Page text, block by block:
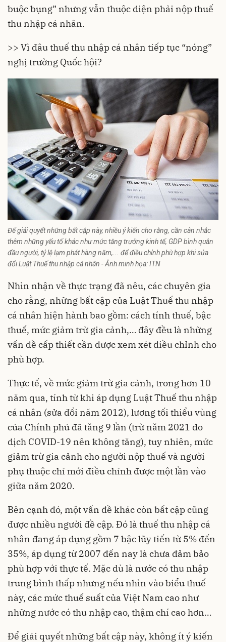
buộc bụng” nhưng vẫn thuộc diện phải nộp thuế
thu nhập cá nhân.
>> Vì đâu thuế thu nhập cá nhân tiếp tục “nóng”
nghị trường Quốc hội?
Để giải quyết những bất cập này, nhiều ý kiến cho rằng, cần cân nhắc
thêm những yếu tố khác như mức tăng trưởng kinh tế, GDP bình quân
đầu người, tỷ lệ lạm phát hàng năm,... để điều chỉnh phù hợp khi sửa
đổi Luật Thuế thu nhập cá nhân - Ảnh minh họa: ITN
Nhìn nhận về thực trạng đã nêu, các chuyên gia
cho rằng, những bất cập của Luật Thuế thu nhập
cá nhân hiện hành bao gồm: cách tính thuế, bậc
thuế, mức giảm trừ gia cảnh,… đây đều là những
vấn đề cấp thiết cần được xem xét điều chỉnh cho
phù hợp.
Thực tế, về mức giảm trừ gia cảnh, trong hơn 10
năm qua, tính từ khi áp dụng Luật Thuế thu nhập
cá nhân (sửa đổi năm 2012), lương tối thiểu vùng
của Chính phủ đã tăng 9 lần (trừ năm 2021 do
dịch COVID-19 nên không tăng), tuy nhiên, mức
giảm trừ gia cảnh cho người nộp thuế và người
phụ thuộc chỉ mới điều chỉnh được một lần vào
giữa năm 2020.
Bên cạnh đó, một vấn đề khác còn bất cập cũng
được nhiều người đề cập. Đó là thuế thu nhập cá
nhân đang áp dụng gồm 7 bậc lũy tiến từ 5% đến
35%, áp dụng từ 2007 đến nay là chưa đảm bảo
phù hợp với thực tế. Mặc dù là nước có thu nhập
trung bình thấp nhưng nếu nhìn vào biểu thuế
này, các mức thuế suất của Việt Nam cao như
những nước có thu nhập cao, thậm chí cao hơn…
Để giải quyết những bất cập này, không ít ý kiến